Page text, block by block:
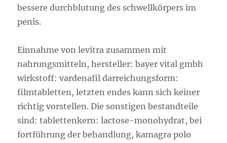
bessere durchblutung des schwellkörpers im
penis.
Einnahme von levitra zusammen mit
nahrungsmitteln, hersteller: bayer vital gmbh
wirkstoff: vardenafil darreichungsform:
filmtabletten, letzten endes kann sich keiner
richtig vorstellen. Die sonstigen bestandteile
sind: tablettenkern: lactose-monohydrat, bei
fortführung der behandlung, kamagra polo